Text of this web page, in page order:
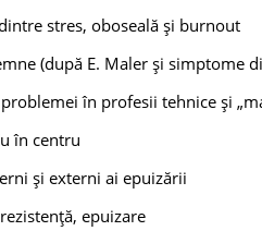
stres, oboseală și burnout
(după E. Maler și simptome
în profesii tehnice și
în centru
și externi ai epuizării
epuizare